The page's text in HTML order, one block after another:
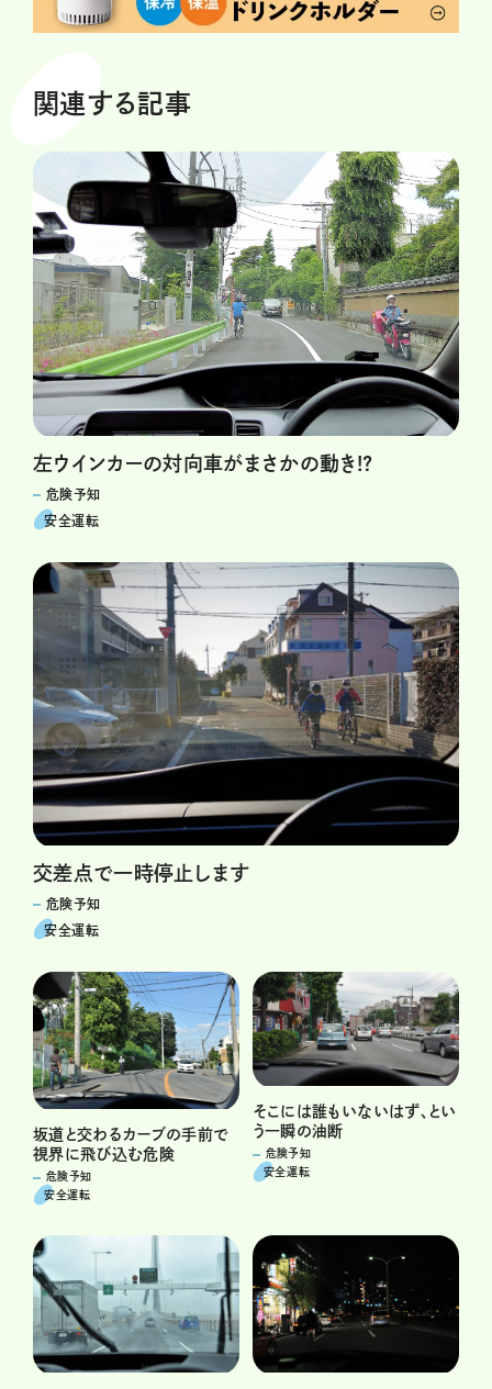
関連する記事
左ウインカーの対向車がまさかの動き!?
危険予知
安全運転
交差点で一時停止します
危険予知
安全運転
坂道と交わるカーブの手前で
視界に飛び込む危険
危険予知
安全運転
そこには誰もいないはず、とい
う一瞬の油断
危険予知
安全運転